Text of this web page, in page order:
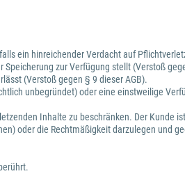
ein hinreichender Verdacht auf
zur Verfügung stellt (Verstoß
(Verstoß gegen § 9 dieser AGB).
unbegründet) oder eine einstweilige
Inhalte zu beschränken. Der Kunde
oder die Rechtmäßigkeit darzulegen und